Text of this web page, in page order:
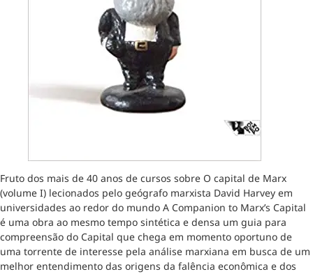
Fruto dos mais de 40 anos de cursos sobre O capital de Marx
(volume I) lecionados pelo geógrafo marxista David Harvey em
universidades ao redor do mundo A Companion to Marx’s Capital
é uma obra ao mesmo tempo sintética e densa um guia para
compreensão do Capital que chega em momento oportuno de
uma torrente de interesse pela análise marxiana em busca de um
melhor entendimento das origens da falência econômica e dos